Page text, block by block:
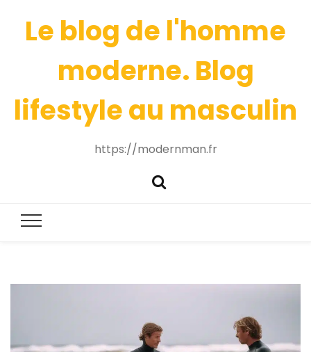
Le blog de l'homme
moderne. Blog
lifestyle au masculin
https://modernman.fr